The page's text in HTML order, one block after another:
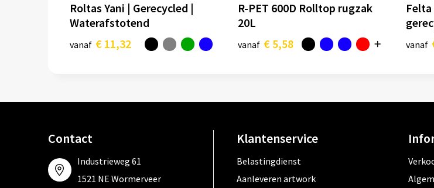
Roltas Yani | Gerecycled |
Waterafstotend
vanaf € 11,32
R-PET 600D Rolltop rugzak
20L
vanaf € 5,58 vanaf
Contact
Industrieweg 61
1521 NE Wormerveer
Klantenservice
Belastingdienst
Aanleveren artwork